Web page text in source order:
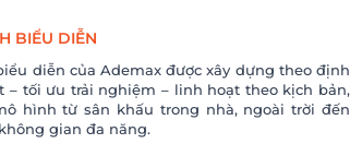
BIỂU DIỄN
diễn của Ademax được xây dựng theo định
– tối ưu trải nghiệm – linh hoạt theo kịch bản,
hình từ sân khấu trong nhà, ngoài trời đến
gian đa năng.